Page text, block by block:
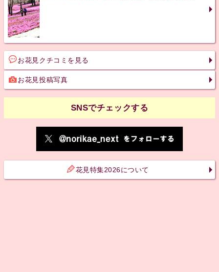
お花見クチコミを見る
お花見投稿写真
SNSでチェックする
花見特集2026について